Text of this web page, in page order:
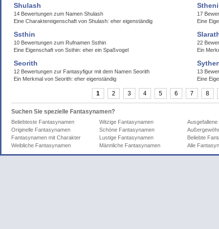
Shulash
14 Bewertungen zum Namen Shulash
Eine Charaktereigenschaft von Shulash: eher eigenständig
17
Eine
Ssthin
10 Bewertungen zum Rufnamen Ssthin
Eine Eigenschaft von Ssthin: eher ein Spaßvogel
22
Ein
Seorith
12 Bewertungen zur Fantasyfigur mit dem Namen Seorith
Ein Merkmal von Seorith: eher eigenständig
13
Eine
1 2 3 4 5 6 7 8
Suchen Sie spezielle Fantasynamen?
Beliebteste Fantasynamen Witzige Fantasynamen
Originelle Fantasynamen
Schöne Fantasynamen
Fantasynamen mit Charakter
Lustige Fantasynamen
Beliebte
Weibliche Fantasynamen
Männliche Fantasynamen Alle